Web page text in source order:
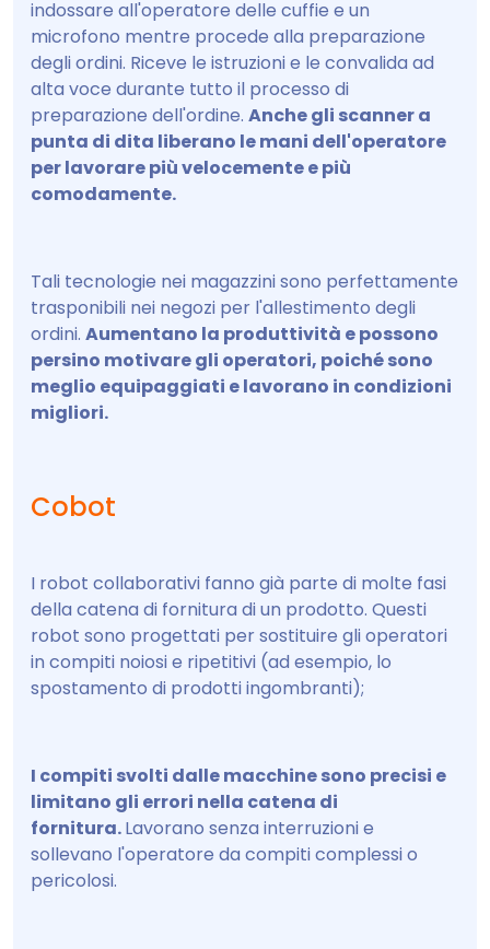
indossare all'operatore delle cuffie e un
microfono mentre procede alla preparazione
degli ordini. Riceve le istruzioni e le convalida ad
alta voce durante tutto il processo di
preparazione dell'ordine. Anche gli scanner a
punta di dita liberano le mani dell'operatore
per lavorare più velocemente e più
comodamente.
Tali tecnologie nei magazzini sono perfettamente
trasponibili nei negozi per l'allestimento degli
ordini. Aumentano la produttività e possono
persino motivare gli operatori, poiché sono
meglio equipaggiati e lavorano in condizioni
migliori.
Cobot
I robot collaborativi fanno già parte di molte fasi
della catena di fornitura di un prodotto. Questi
robot sono progettati per sostituire gli operatori
in compiti noiosi e ripetitivi (ad esempio, lo
spostamento di prodotti ingombranti);
I compiti svolti dalle macchine sono precisi e
limitano gli errori nella catena di
fornitura.Lavorano senza interruzioni e
sollevano l'operatore da compiti complessi o
pericolosi.